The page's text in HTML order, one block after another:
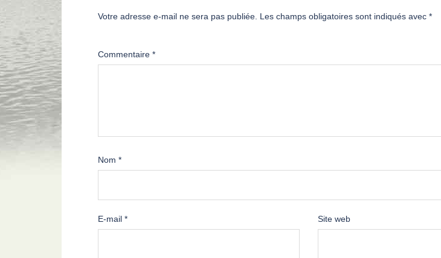
Votre adresse e-mail ne sera pas publiée. Les champs obligatoires sont indiqués avec *
Commentaire *
Nom *
E-mail * Site web